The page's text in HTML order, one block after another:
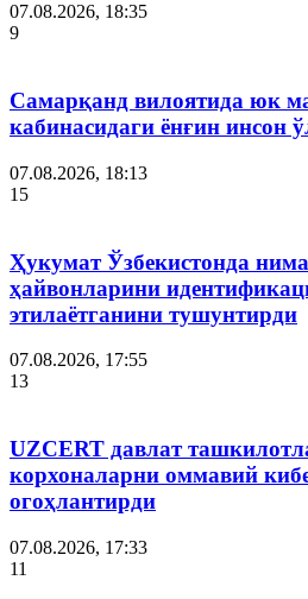
07.08.2026, 18:35
9
Самарқанд вилоятида юк
кабинасидаги ёнғин инсон
07.08.2026, 18:13
15
Ҳукумат Ўзбекистонда
ҳайвонларини
этилаётганини тушунтирди
07.08.2026, 17:55
13
UZCERT давлат
корхоналарни оммавий
огоҳлантирди
07.08.2026, 17:33
11